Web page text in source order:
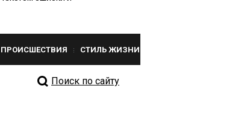
ПРОИСШЕСТВИЯ СТИЛЬ ЖИЗНИ
Поиск по сайту